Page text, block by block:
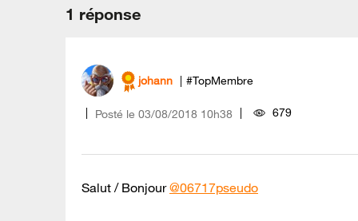
1 réponse
johann #TopMembre
Posté le ‎03/08/2018 10h38 679
Salut / Bonjour@06717pseudo